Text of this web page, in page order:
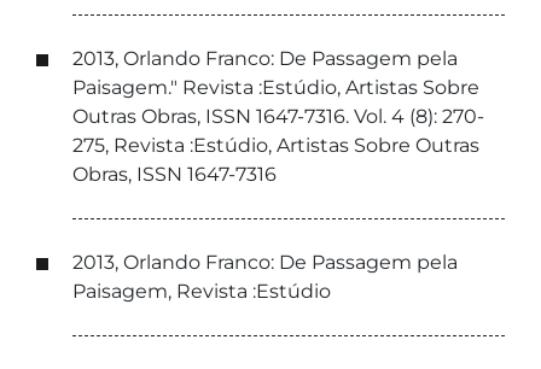
2013, Orlando Franco: De Passagem pela
Paisagem." Revista :Estúdio, Artistas Sobre
Outras Obras, ISSN 1647-7316. Vol. 4 (8): 270-
275, Revista :Estúdio, Artistas Sobre Outras
Obras, ISSN 1647-7316
2013, Orlando Franco: De Passagem pela
Paisagem, Revista :Estúdio